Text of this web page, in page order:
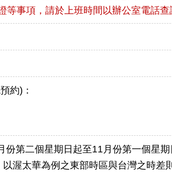
事項，請於上班時間以辦公室電話查
約)：
份第二個星期日起至11月份第一個星
渥太華為例之東部時區與台灣之時差